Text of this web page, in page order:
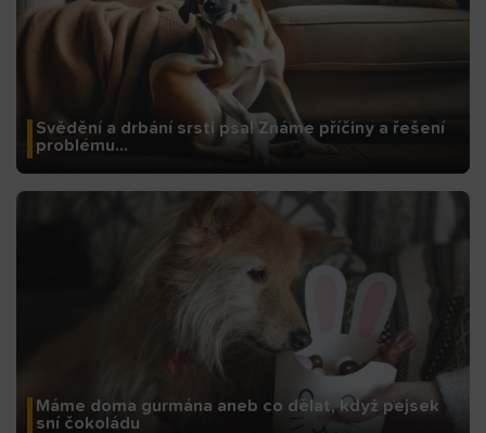
Svědění a drbání srsti psa! Známe příčiny a řešení
problému…
Máme doma gurmána aneb co dělat, když pejsek
sní čokoládu